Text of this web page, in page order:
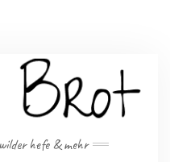
hefe & mehr